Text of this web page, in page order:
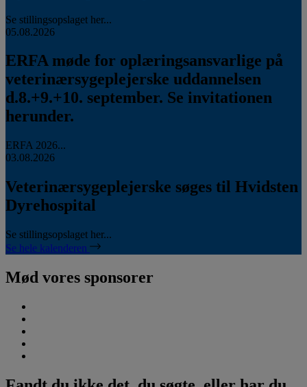
Se stillingsopslaget her...
05.08.2026
ERFA møde for oplæringsansvarlige på
veterinærsygeplejerske uddannelsen
d.8.+9.+10. september. Se invitationen
herunder.
ERFA 2026...
03.08.2026
Veterinærsygeplejerske søges til Hvidsten
Dyrehospital
Se stillingsopslaget her...
Se hele kalenderen
Mød vores sponsorer